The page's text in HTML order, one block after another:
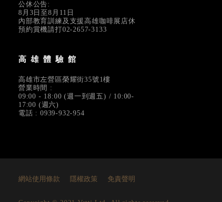
公休公告:
8月3日至8月11日
內部教育訓練及支援高雄咖啡展店休
預約賞機請打02-2657-3133
高雄體驗館
高雄市左營區榮耀街35號1樓
營業時間 :
09:00 - 18:00 (週一到週五) / 10:00-
17:00 (週六)
電話 : 0939-932-954
網站使用條款 隱權政策 免責聲明